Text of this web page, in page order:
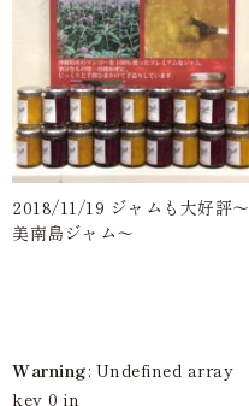
2018/11/19 ジャムも大好評～
美南島ジャム～
Warning: Undefined array
key 0 in